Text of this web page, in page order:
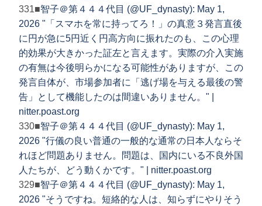
331■智子＠第４４４代目 (@UF_dynasty): May 1,
2026 "「スマホを常に持ってろ！」の真意３発言直後
に円が急に5円近く円高方向に振れたのも、この心理
的効果が大きかった証左と言えます。実際の介入実施
の有無は今後明らかになる可能性がありますが、この
発言自体が、市場参加者に「逃げ場を与える最後の警
告」として機能したのは間違いありません。" |
nitter.poast.org
330■智子＠第４４４代目 (@UF_dynasty): May 1,
2026 "行儀の良い普通の一般的な通常の日本人ならそ
れほど問題ありません。問題は、国内にいる不良外国
人たちが、どう動くかです。" | nitter.poast.org
329■智子＠第４４４代目 (@UF_dynasty): May 1,
2026 "そうですね。短絡的な人は、知らずにやりそう